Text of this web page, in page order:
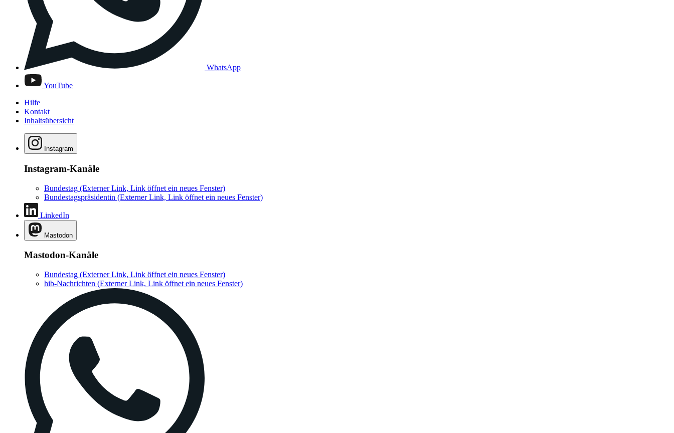
WhatsApp
YouTube
Hilfe
Kontakt
Inhaltsübersicht
Instagram
Instagram-Kanäle
Bundestag (Externer Link, Link öffnet ein neues Fenster)
Bundestagspräsidentin (Externer Link, Link öffnet ein neues Fenster)
LinkedIn
Mastodon
Mastodon-Kanäle
Bundestag (Externer Link, Link öffnet ein neues Fenster)
hib-Nachrichten (Externer Link, Link öffnet ein neues Fenster)